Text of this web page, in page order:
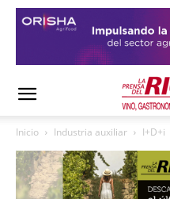
Inicio Industria auxiliar I+D+i